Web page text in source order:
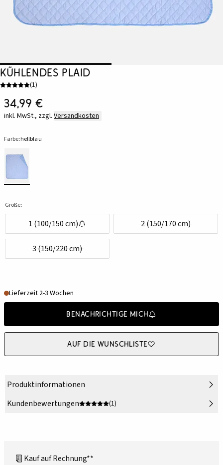
Kühlendes Plaid
(1)
34,99 €
inkl. MwSt., zzgl. Versandkosten
Farbe:hellblau
Größe:
1 (100/150 cm) 2 (150/170 cm)
3 (150/220 cm)
Lieferzeit 2-3 Wochen
Benachrichtige mich
Auf die Wunschliste
Produktinformationen
Kundenbewertungen
(1)
Kauf auf Rechnung**